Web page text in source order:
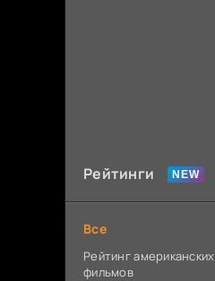
Рейтинги
Все
Рейтинг американских
фильмов